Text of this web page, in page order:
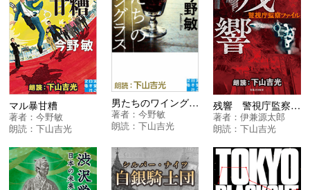
マル暴甘糟
著者：今野敏
朗読：下山吉光
男たちのワイングラス
著者： 今野敏
朗読： 下山吉光
残響 警視庁監察ファイル
著者：伊兼源太郎
朗読：下山吉光